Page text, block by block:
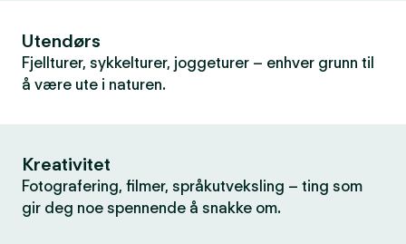
Utendørs
Fjellturer, sykkelturer, joggeturer – enhver grunn til
å være ute i naturen.
Kreativitet
Fotografering, filmer, språkutveksling – ting som
gir deg noe spennende å snakke om.